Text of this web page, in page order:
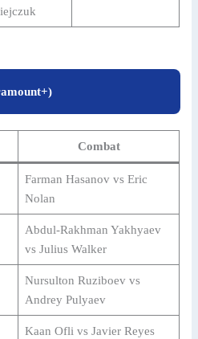
Combat
Farman Hasanov vs Eric
Nolan
Abdul-Rakhman Yakhyaev
vs Julius Walker
Nursulton Ruziboev vs
Andrey Pulyaev
Kaan Ofli vs Javier Reyes